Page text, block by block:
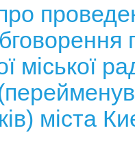
міської
міста